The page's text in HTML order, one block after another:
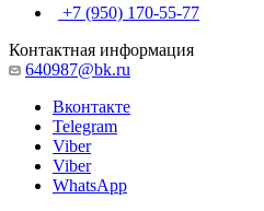
+7 (950) 170-55-77
Контактная информация
640987@bk.ru
Вконтакте
Telegram
Viber
Viber
WhatsApp